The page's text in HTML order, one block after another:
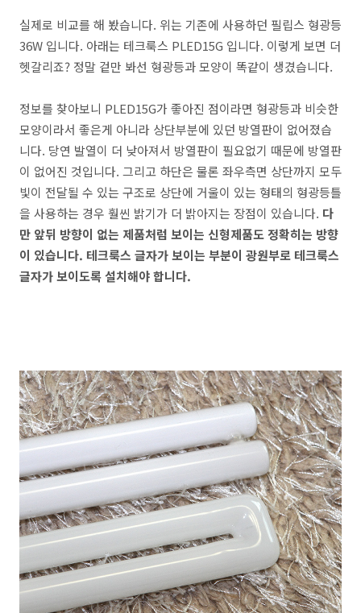
실제로 비교를 해 봤습니다. 위는 기존에 사용하던 필립스 형광등
36W 입니다. 아래는 테크룩스 PLED15G 입니다. 이렇게 보면 더
헷갈리죠? 정말 겉만 봐선 형광등과 모양이 똑같이 생겼습니다.
정보를 찾아보니 PLED15G가 좋아진 점이라면 형광등과 비슷한
모양이라서 좋은게 아니라 상단부분에 있던 방열판이 없어졌습
니다. 당연 발열이 더 낮아져서 방열판이 필요없기 때문에 방열판
이 없어진 것입니다. 그리고 하단은 물론 좌우측면 상단까지 모두
빛이 전달될 수 있는 구조로 상단에 거울이 있는 형태의 형광등틀
을 사용하는 경우 훨씬 밝기가 더 밝아지는 장점이 있습니다. 다
만 앞뒤 방향이 없는 제품처럼 보이는 신형제품도 정확히는 방향
이 있습니다. 테크룩스 글자가 보이는 부분이 광원부로 테크룩스
글자가 보이도록 설치해야 합니다.